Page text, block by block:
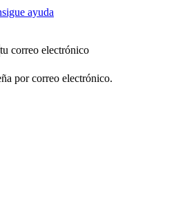
ayuda
tu correo electrónico
por correo electrónico.